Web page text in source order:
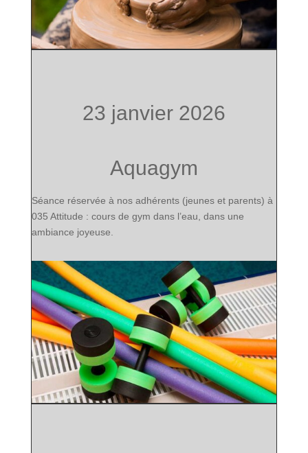
23 janvier 2026
Aquagym
Séance réservée à nos adhérents (jeunes et parents) à
035 Attitude : cours de gym dans l’eau, dans une
ambiance joyeuse.